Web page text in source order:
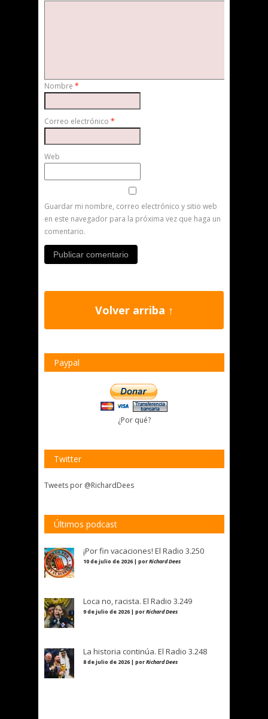
Nombre *
Correo electrónico *
Web
Guardar mi nombre, correo electrónico y sitio web
en este navegador para la próxima vez que haga un
comentario.
Volver arriba ↑
Paypal
¿Por qué?
Twitter
Tweets por @RichardDees
Últimos podcast
¡Por fin vacaciones! El Radio 3.250
10 de julio de 2026 | porRichard Dees
Loca no, racista. El Radio 3.249
9 de julio de 2026 | porRichard Dees
La historia continúa. El Radio 3.248
8 de julio de 2026 | porRichard Dees